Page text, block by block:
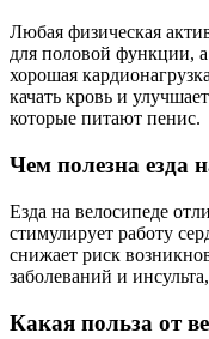
Любая физическая
для половой функции,
хорошая
качать кровь и
которые питают пенис.
Чем полезна езда
Езда на велосипеде
стимулирует работу
снижает риск
заболеваний и
Какая польза от